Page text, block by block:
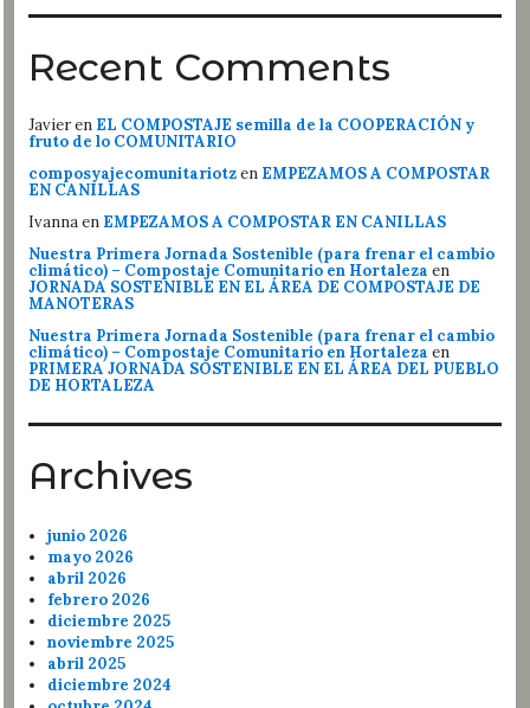
Recent Comments
Javieren EL COMPOSTAJE semilla de la COOPERACIÓN y
fruto de lo COMUNITARIO
composyajecomunitariotzen EMPEZAMOS A COMPOSTAR
EN CANILLAS
Ivannaen EMPEZAMOS A COMPOSTAR EN CANILLAS
Nuestra Primera Jornada Sostenible (para frenar el cambio
climático) – Compostaje Comunitario en Hortaleza en
JORNADA SOSTENIBLE EN EL ÁREA DE COMPOSTAJE DE
MANOTERAS
Nuestra Primera Jornada Sostenible (para frenar el cambio
climático) – Compostaje Comunitario en Hortaleza en
PRIMERA JORNADA SOSTENIBLE EN EL ÁREA DEL PUEBLO
DE HORTALEZA
Archives
junio 2026
mayo 2026
abril 2026
febrero 2026
diciembre 2025
noviembre 2025
abril 2025
diciembre 2024